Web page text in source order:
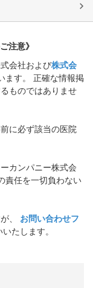
注意》
会社および株式会
ます。 正確な情報掲
ものではありませ
に必ず該当の医院
カンパニー株式会
責任を一切負わない
、
お問い合わせフ
たします。